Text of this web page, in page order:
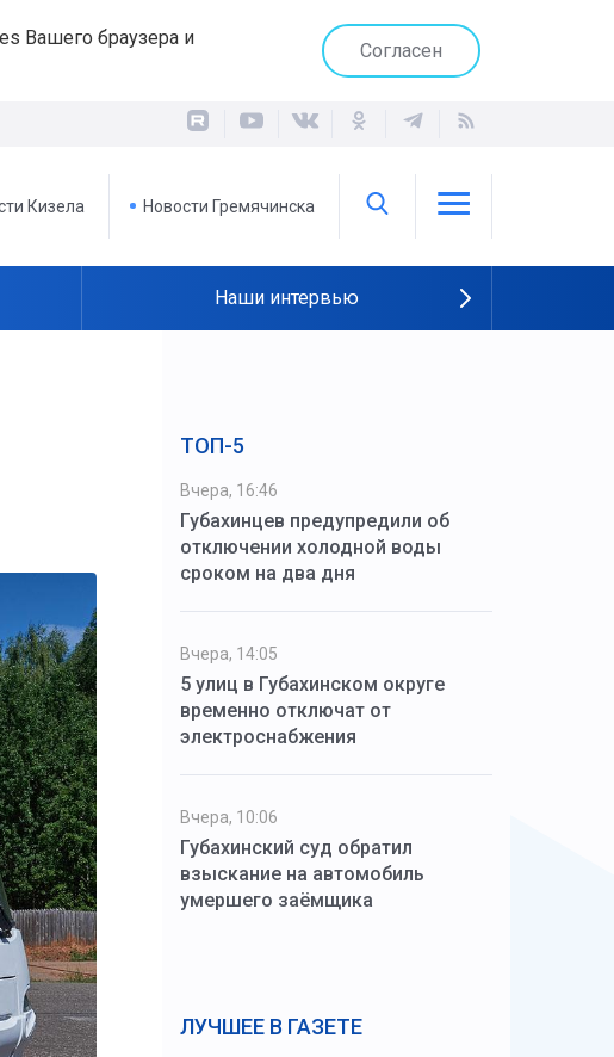
Вашего браузера и
Согласен
Кизела Новости Гремячинска
Наши интервью
ТОП-5
Вчера, 16:46
Губахинцев предупредили об
отключении холодной воды
сроком на два дня
Вчера, 14:05
5 улиц в Губахинском округе
временно отключат от
электроснабжения
Вчера, 10:06
Губахинский суд обратил
взыскание на автомобиль
умершего заёмщика
ЛУЧШЕЕ В ГАЗЕТЕ